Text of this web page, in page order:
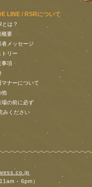
LINE / RSRについて
とは？
概要
者メッセージ
トリー
事項
マナーについて
他
場の前に必ず
みください
- 6pm）